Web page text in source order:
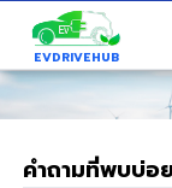
EVDRIVEHUB
คำถามที่พบบ่อ